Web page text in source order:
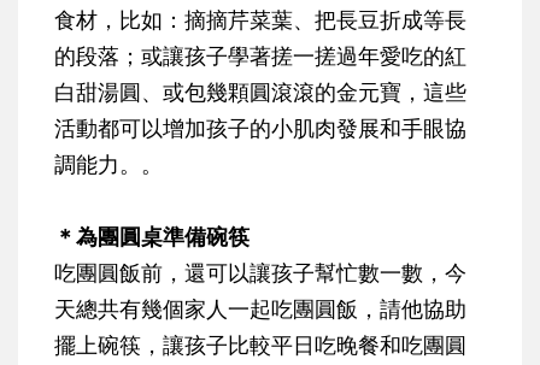
食材，比如：摘摘芹菜葉、把長豆折成等長
的段落；或讓孩子學著搓一搓過年愛吃的紅
白甜湯圓、或包幾顆圓滾滾的金元寶，這些
活動都可以增加孩子的小肌肉發展和手眼協
調能力。。
＊為團圓桌準備碗筷
吃團圓飯前，還可以讓孩子幫忙數一數，今
天總共有幾個家人一起吃團圓飯，請他協助
擺上碗筷，讓孩子比較平日吃晚餐和吃團圓